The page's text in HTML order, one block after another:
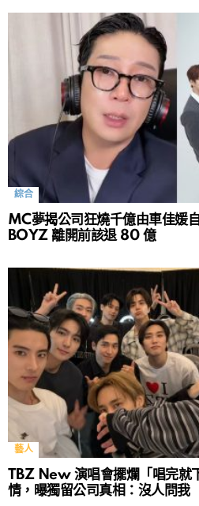
綜合
MC夢揭公司狂燒千億由車佳媛
BOYZ 離開前該退 80 億
藝人
TBZ New 演唱會擺爛「唱完就
情，曝獨留公司真相：沒人問我